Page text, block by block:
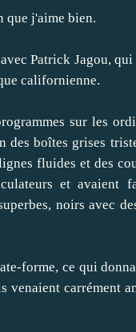
que j'aime bien.
Patrick Jagou,
californienne.
sur les
boîtes grises
fluides et des
et
noirs avec
forme, ce qui
carrément